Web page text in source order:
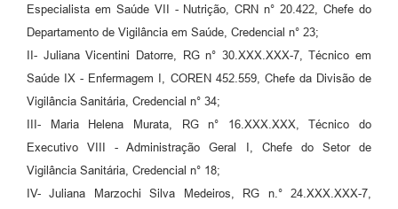
Especialista em Saúde VII - Nutrição, CRN n° 20.422, Chefe do
Departamento de Vigilância em Saúde, Credencial n° 23;
II- Juliana Vicentini Datorre, RG n° 30.XXX.XXX-7, Técnico em
Saúde IX - Enfermagem I, COREN 452.559, Chefe da Divisão de
Vigilância Sanitária, Credencial n° 34;
III- Maria Helena Murata, RG n° 16.XXX.XXX, Técnico do
Executivo VIII - Administração Geral I, Chefe do Setor de
Vigilância Sanitária, Credencial n° 18;
IV- Juliana Marzochi Silva Medeiros, RG n.° 24.XXX.XXX-7,